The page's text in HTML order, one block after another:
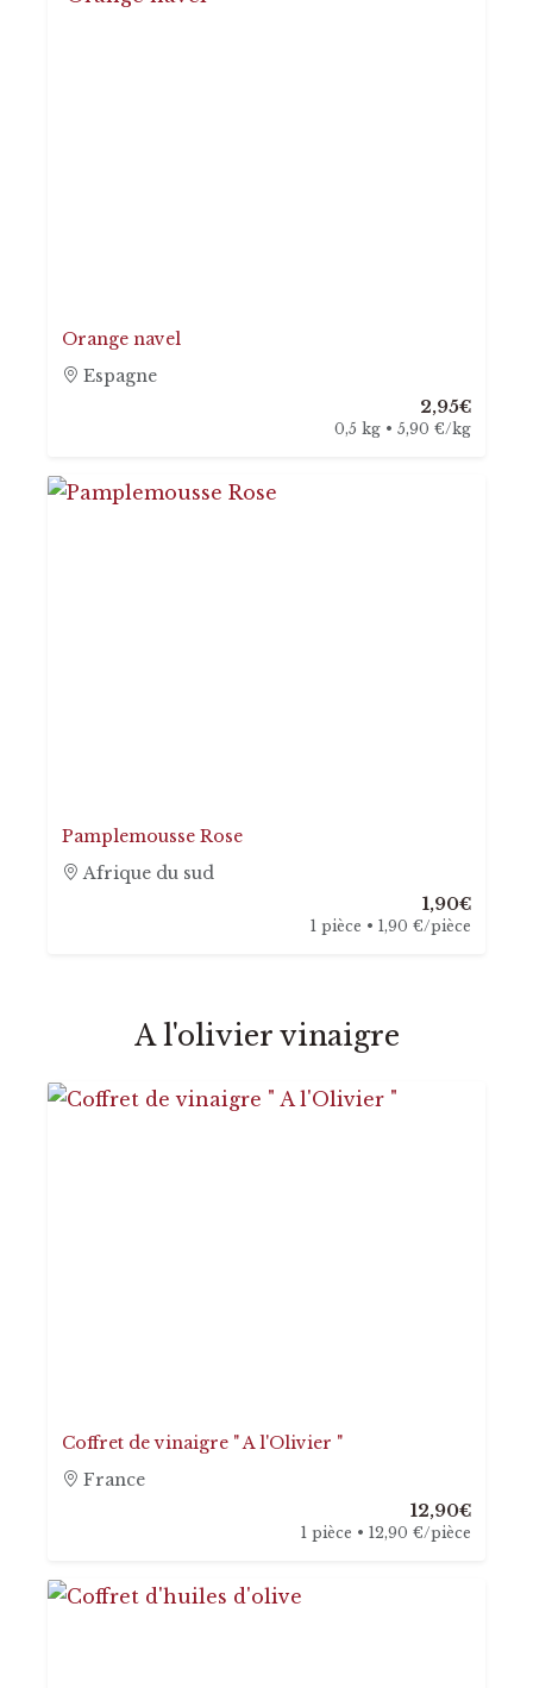
Orange navel
Espagne
2,95€
0,5 kg • 5,90 €/kg
Pamplemousse Rose
Afrique du sud
1,90€
1 pièce • 1,90 €/pièce
A l'olivier vinaigre
Coffret de vinaigre " A l'Olivier "
France
12,90€
1 pièce • 12,90 €/pièce